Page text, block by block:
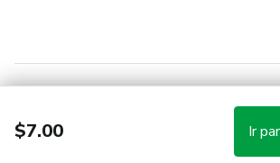
$7.00 Ir
Hotmart — 2011-2026 © Todos os direitos